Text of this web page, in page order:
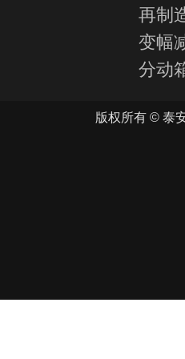
再制
变幅
分动
版权所有 © 泰